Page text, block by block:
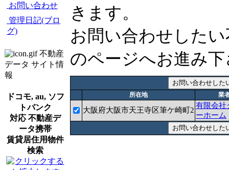
お問い合わせ
管理日記(ブロ
グ)
不動産
データ サイト情
報
ドコモ, au, ソフ
トバンク
対応 不動産デ
ータ携帯
賃貸居住用物件
検索
きます。
お問い合わせした
のページへお進み
所在地 業
大阪府大阪市天王寺区筆ケ崎町2
有限会社
ーホーム